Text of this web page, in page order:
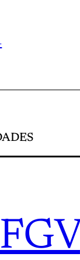
FGV